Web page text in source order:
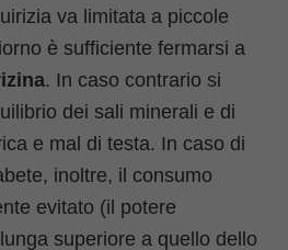
va limitata a piccole
è sufficiente fermarsi a
. In caso contrario si
dei sali minerali e di
e mal di testa. In caso di
inoltre, il consumo
evitato (il potere
superiore a quello dello